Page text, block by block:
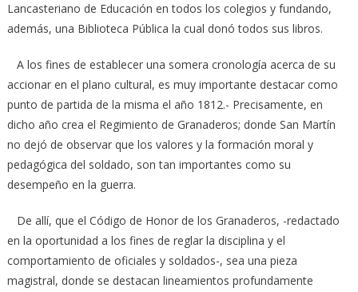
Lancasteriano de Educación en todos los colegios y fundando,
además, una Biblioteca Pública la cual donó todos sus libros.
A los fines de establecer una somera cronología acerca de su
accionar en el plano cultural, es muy importante destacar como
punto de partida de la misma el año 1812.- Precisamente, en
dicho año crea el Regimiento de Granaderos; donde San Martín
no dejó de observar que los valores y la formación moral y
pedagógica del soldado, son tan importantes como su
desempeño en la guerra.
De allí, que el Código de Honor de los Granaderos, -redactado
en la oportunidad a los fines de reglar la disciplina y el
comportamiento de oficiales y soldados-, sea una pieza
magistral, donde se destacan lineamientos profundamente